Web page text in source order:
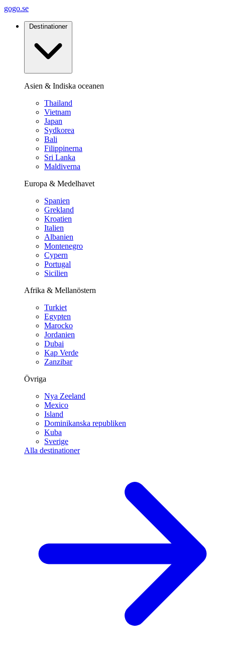
gogo.se
Destinationer
Asien & Indiska oceanen
Thailand
Vietnam
Japan
Sydkorea
Bali
Filippinerna
Sri Lanka
Maldiverna
Europa & Medelhavet
Spanien
Grekland
Kroatien
Italien
Albanien
Montenegro
Cypern
Portugal
Sicilien
Afrika & Mellanöstern
Turkiet
Egypten
Marocko
Jordanien
Dubai
Kap Verde
Zanzibar
Övriga
Nya Zeeland
Mexico
Island
Dominikanska republiken
Kuba
Sverige
Alla destinationer